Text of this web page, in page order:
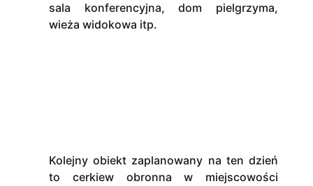
sala konferencyjna, dom pielgrzyma,
wieża widokowa itp.
Kolejny obiekt zaplanowany na ten dzień
to cerkiew obronna w miejscowości